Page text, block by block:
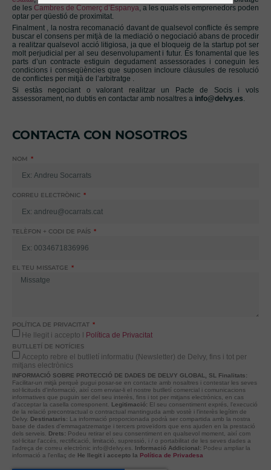
de les Cambres de Comerç d’Espanya, a les quals els emprenedors poden
optar per qüestió de proximitat.
Finalment , la nostra recomanació davant de qualsevol conflicte és sempre
buscar el consens per mitjà de la mediació o negociació abans de procedir
a realitzar qualsevol acció litigiosa, ja que el bloqueig de la startup pot ser
molt perjudicial per al seu desenvolupament i futur. És fonamental que les
parts d’un contracte estiguin degudament assessorades i coneguin les
condicions i conseqüències que suposen incloure clàusules de resolució
de conflictes per mitjà de l’arbitratge .
Si estàs negociant o valorant realitzar un Pacte de Socis i vols
assessorament, no dubtis en contactar amb nosaltres a info@delvy.es.
CONTACTA CON NOSOTROS
NOM
CORREU ELECTRÒNIC
TELÈFON + CODI DE PAÍS
EL TEU MISSATGE
POLÍTICA DE PRIVACITAT
He llegit i accepto l Política de Privacitat
BUTLLETÍ DE NOTÍCIES
Accepto rebre el butlletí informatiu (Newsletter) de Delvy, fins i tot per
mitjans electrònics
INFORMACIÓ SOBRE PROTECCIÓ DE DADES DE DELVY GLOBAL, SL Finalitats:
Facilitar-un mitjà perquè pugui posar-se en contacte amb nosaltres i contestar les seves
sol·licituds d'informació, així com enviar-li el nostre butlletí comercial i comunicacions
informatives que puguin ser del seu interès, fins i tot per mitjans electrònics, en cas
d'acceptar la casella corresponent. Legitimació: El seu consentiment exprés, l'execució
de la relació precontractual o contractual mantinguda amb vostè i l'interès legítim de
Delvy. Destinataris: La informació proporcionada podrà ser compartida amb la nostra
base de dades d'emmagatzematge i tercers proveïdors que ens ajuden en la prestació
dels serveis. Drets: Podeu retirar el seu consentiment en qualsevol moment, així com
sol·licitar l'accés, rectificació, limitació, supressió, i / o portabilitat de les seves dades a
l'adreça de correu electrònic info@delvy.es. Informació Addicional: Podeu ampliar la
informació a l'enllaç de He llegit i accepto la Política de Privadesa